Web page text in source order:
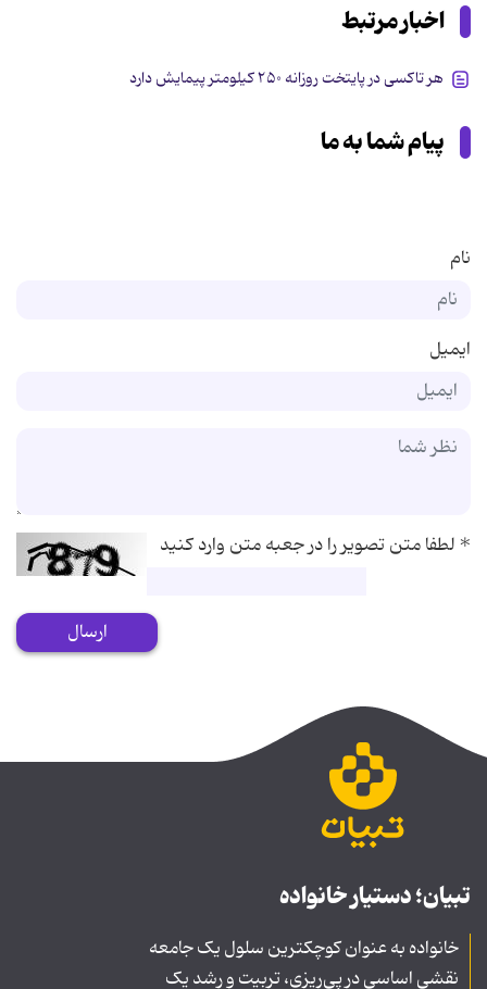
اخبار مرتبط
هر تاکسی در پایتخت روزانه ۲۵۰ کیلومتر پیمایش دارد
پیام شما به ما
نام
ایمیل
*لطفا متن تصویر را در جعبه متن وارد کنید
ارسال
تبیان؛ دستیار خانواده
خانواده به عنوان کوچکترین سلول یک جامعه
نقشی اساسی در پی‌ریزی، تربیت و رشد یک